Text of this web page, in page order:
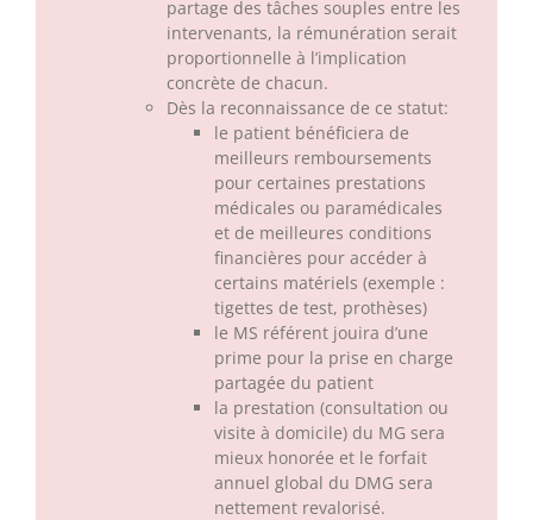
partage des tâches souples entre les
intervenants, la rémunération serait
proportionnelle à l’implication
concrète de chacun.
Dès la reconnaissance de ce statut:
le patient bénéficiera de
meilleurs remboursements
pour certaines prestations
médicales ou paramédicales
et de meilleures conditions
financières pour accéder à
certains matériels (exemple :
tigettes de test, prothèses)
le MS référent jouira d’une
prime pour la prise en charge
partagée du patient
la prestation (consultation ou
visite à domicile) du MG sera
mieux honorée et le forfait
annuel global du DMG sera
nettement revalorisé.